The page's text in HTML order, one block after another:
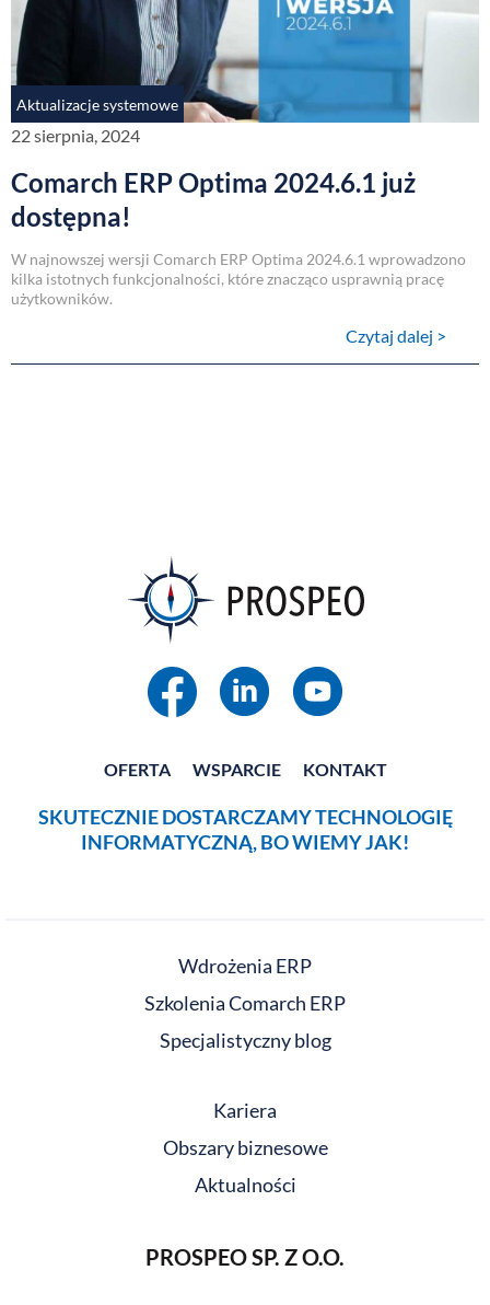
Aktualizacje systemowe
22 sierpnia, 2024
Comarch ERP Optima 2024.6.1 już
dostępna!
W najnowszej wersji Comarch ERP Optima 2024.6.1 wprowadzono
kilka istotnych funkcjonalności, które znacząco usprawnią pracę
użytkowników.
Czytaj dalej >
OFERTA WSPARCIE KONTAKT
SKUTECZNIE DOSTARCZAMY TECHNOLOGIĘ
INFORMATYCZNĄ, BO WIEMY JAK!
PROSPEO SP. Z O.O.
Wdrożenia ERP
Szkolenia Comarch ERP
Specjalistyczny blog
Kariera
Obszary biznesowe
Aktualności